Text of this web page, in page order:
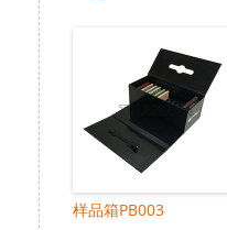
样品箱PB003